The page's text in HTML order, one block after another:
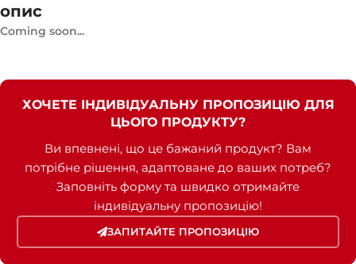
СИЛА СТРУМУ
ПОТУЖНІСТЬ (КВА) 440 / 390
ПОТУЖНІСТЬ (КВТ)
ЗРАЗКОВИЙ ZEN 440 TBIA
опис
Coming soon...
ХОЧЕТЕ ІНДИВІДУАЛЬНУ ПРОПОЗИЦІЮ ДЛЯ
ЦЬОГО ПРОДУКТУ?
Ви впевнені, що це бажаний продукт? Вам
потрібне рішення, адаптоване до ваших потреб?
Заповніть форму та швидко отримайте
індивідуальну пропозицію!
ЗАПИТАЙТЕ ПРОПОЗИЦІЮ